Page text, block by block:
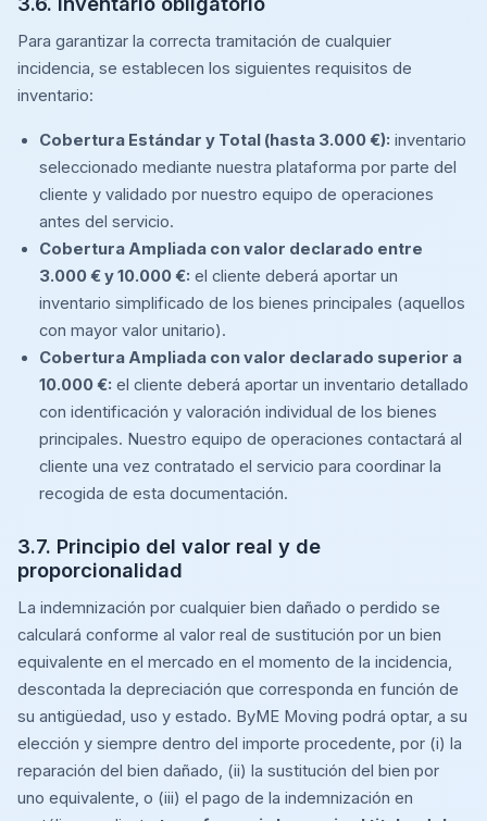
Para garantizar la correcta tramitación de cualquier
incidencia, se establecen los siguientes requisitos de
inventario:
Cobertura Estándar y Total (hasta 3.000 €): inventario
seleccionado mediante nuestra plataforma por parte del
cliente y validado por nuestro equipo de operaciones
antes del servicio.
Cobertura Ampliada con valor declarado entre
3.000 € y 10.000 €: el cliente deberá aportar un
inventario simplificado de los bienes principales (aquellos
con mayor valor unitario).
Cobertura Ampliada con valor declarado superior a
10.000 €: el cliente deberá aportar un inventario detallado
con identificación y valoración individual de los bienes
principales. Nuestro equipo de operaciones contactará al
cliente una vez contratado el servicio para coordinar la
recogida de esta documentación.
3.7. Principio del valor real y de
proporcionalidad
La indemnización por cualquier bien dañado o perdido se
calculará conforme al valor real de sustitución por un bien
equivalente en el mercado en el momento de la incidencia,
descontada la depreciación que corresponda en función de
su antigüedad, uso y estado. ByME Moving podrá optar, a su
elección y siempre dentro del importe procedente, por (i) la
reparación del bien dañado, (ii) la sustitución del bien por
uno equivalente, o (iii) el pago de la indemnización en